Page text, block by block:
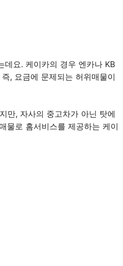
데요. 케이카의 경우 엔카나 KB
, 요금에 문제되는 허위매물이
만, 자사의 중고차가 아닌 탓에
물로 홈서비스를 제공하는 케이